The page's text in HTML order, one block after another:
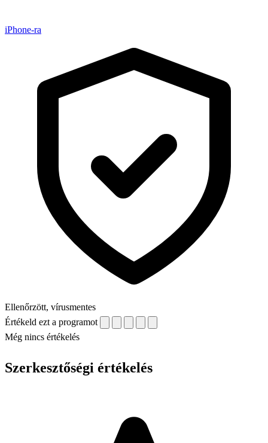
iPhone-ra
Ellenőrzött, vírusmentes
Értékeld ezt a programot
Még nincs értékelés
Szerkesztőségi értékelés